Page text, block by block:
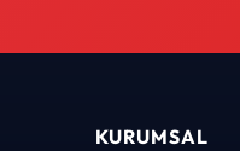
KURUMSAL